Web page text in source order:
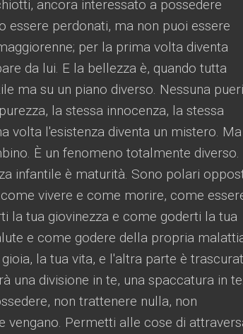
ancora interessato a possedere
perdonati, ma non puoi essere
per la prima volta diventa
da lui. E la bellezza è, quando tutta
ma su un piano diverso. Nessuna
la stessa innocenza, la stessa
volta l'esistenza diventa un mistero.
È un fenomeno totalmente diverso.
infantile è maturità. Sono polari
vivere e come morire, come
la tua giovinezza e come goderti la tua
e come godere della propria
la tua vita, e l'altra parte è
una divisione in te, una spaccatura in
non trattenere nulla, non
vengano. Permetti alle cose di